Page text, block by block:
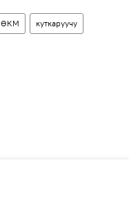
ӨКМ куткаруучу